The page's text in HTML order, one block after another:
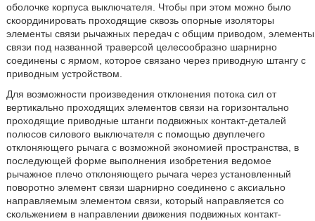
оболочке корпуса выключателя. Чтобы при этом можно было
скоординировать проходящие сквозь опорные изоляторы
элементы связи рычажных передач с общим приводом, элементы
связи под названной траверсой целесообразно шарнирно
соединены с ярмом, которое связано через приводную штангу с
приводным устройством.
Для возможности произведения отклонения потока сил от
вертикально проходящих элементов связи на горизонтально
проходящие приводные штанги подвижных контакт-деталей
полюсов силового выключателя с помощью двуплечего
отклоняющего рычага с возможной экономией пространства, в
последующей форме выполнения изобретения ведомое
рычажное плечо отклоняющего рычага через установленный
поворотно элемент связи шарнирно соединено с аксиально
направляемым элементом связи, который направляется со
скольжением в направлении движения подвижных контакт-